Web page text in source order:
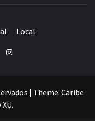
Local
Instagram
| Theme: Caribe
XU.